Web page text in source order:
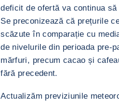
deficit de ofertă va continua
Se preconizează că prețurile
scăzute în comparație cu
de nivelurile din perioada pre-
mărfuri, precum cacao și
fără precedent.
Actualizăm previziunile